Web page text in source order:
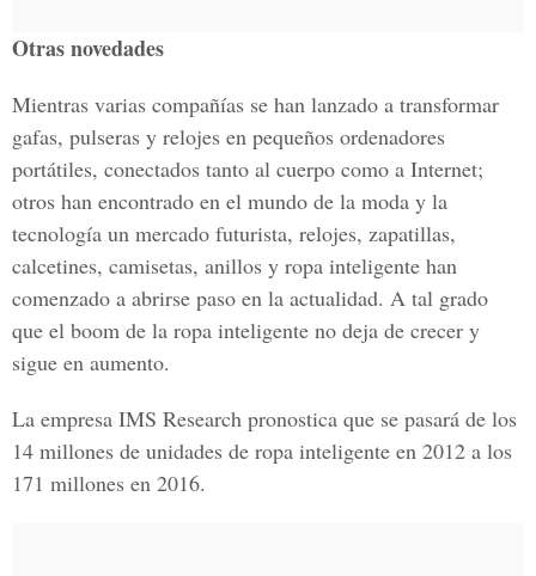
Otras novedades
Mientras varias compañías se han lanzado a transformar
gafas, pulseras y relojes en pequeños ordenadores
portátiles, conectados tanto al cuerpo como a Internet;
otros han encontrado en el mundo de la moda y la
tecnología un mercado futurista, relojes, zapatillas,
calcetines, camisetas, anillos y ropa inteligente han
comenzado a abrirse paso en la actualidad. A tal grado
que el boom de la ropa inteligente no deja de crecer y
sigue en aumento.
La empresa IMS Research pronostica que se pasará de los
14 millones de unidades de ropa inteligente en 2012 a los
171 millones en 2016.